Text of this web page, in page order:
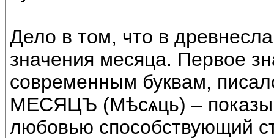
Дело в том, что в
значения месяца. Первое
современным буквам,
МЕСЯЦЪ (Мѣсѧць) –
любовью способствующий